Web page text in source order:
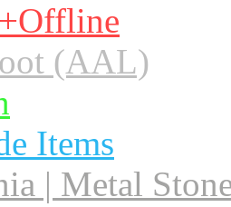
(AAL)
Items
| Metal